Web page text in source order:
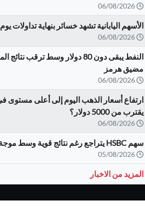
06/08/2026
الأسهم اليابانية تشهد خسائر بنهاية تداولات
06/08/2026
النفط يبقى دون 80 دولار وسط ترقب
مضيق هرمز
06/08/2026
يقترب من 5000 دولار؟
06/08/2026
سهم HSBC يتراجع رغم نتائج قوية وسط موجة جني الأرباح
05/08/2026
المزيد من الاخبار